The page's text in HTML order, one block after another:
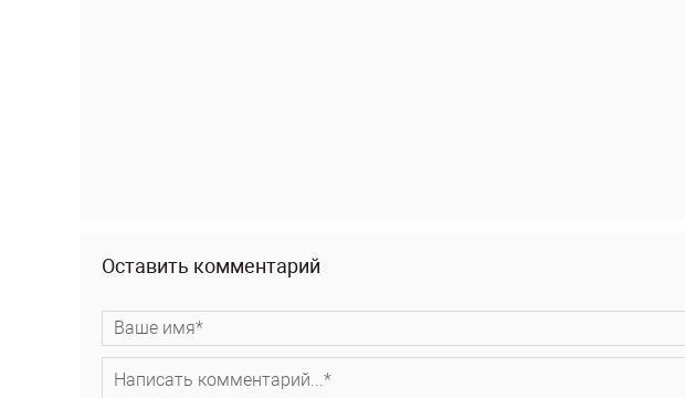
Оставить комментарий